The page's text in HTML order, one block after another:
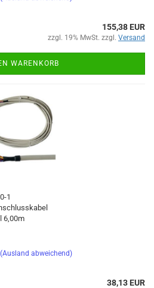
155,38 EUR
zzgl. 19% MwSt. zzgl. Versand
WARENKORB
1
6,00m
(Ausland abweichend)
38,13 EUR